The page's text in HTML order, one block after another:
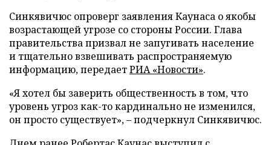
Синкявичюс опроверг заявления Каунаса о якобы
возрастающей угрозе со стороны России. Глава
правительства призвал не запугивать население
и тщательно взвешивать распространяемую
информацию, передаетРИА «Новости».
«Я хотел бы заверить общественность в том, что
уровень угроз как-то кардинально не изменился,
он просто существует», – подчеркнул Синкявичюс.